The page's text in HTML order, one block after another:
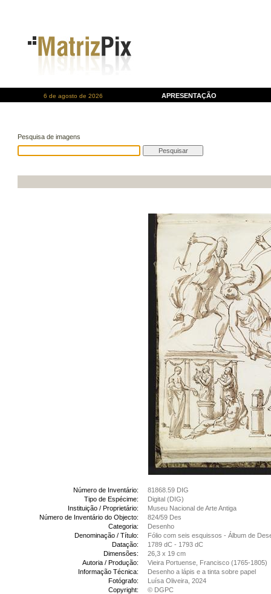
6 de agosto de 2026 APRESENTAÇÃO
Pesquisa de imagens
Número de Inventário:
81868.59 DIG
Tipo de Espécime:
Digital (DIG)
Instituição / Proprietário:
Museu Nacional de Arte Antiga
Número de Inventário do Objecto:
824/59 Des
Categoria:
Desenho
Denominação / Título:
Fólio com seis esquissos - Álbum de
Datação:
1789 dC - 1793 dC
Dimensões:
26,3 x 19 cm
Autoria / Produção:
Vieira Portuense, Francisco (1765-1805)
Informação Técnica:
Desenho a lápis e a tinta sobre papel
Fotógrafo:
Luísa Oliveira, 2024
Copyright:
© DGPC